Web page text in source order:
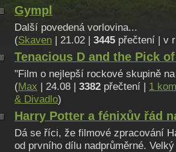
Gympl
Další povedená vorlovina...
(Skaven | 21.02 | 3445 přečtení | v
Tenacious D and the Pick
"Film o nejlepší rockové skupině
(Max | 24.08 | 3382 přečtení | 1
& Divadlo)
Harry Potter a fénixův řád
Dá se říci, že filmové zpracování
od prvního dílu nadprůměrné.